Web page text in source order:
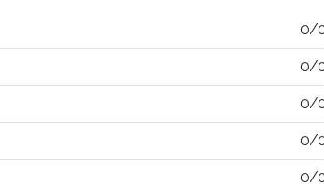
0/
0/
0/
0/
0/